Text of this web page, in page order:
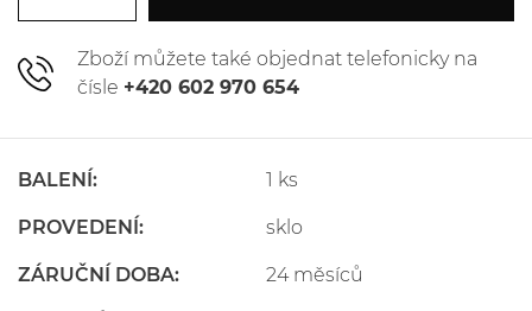
Zboží můžete také objednat telefonicky na
čísle +420 602 970 654
BALENÍ: 1 ks
PROVEDENÍ: sklo
ZÁRUČNÍ DOBA: 24 měsíců